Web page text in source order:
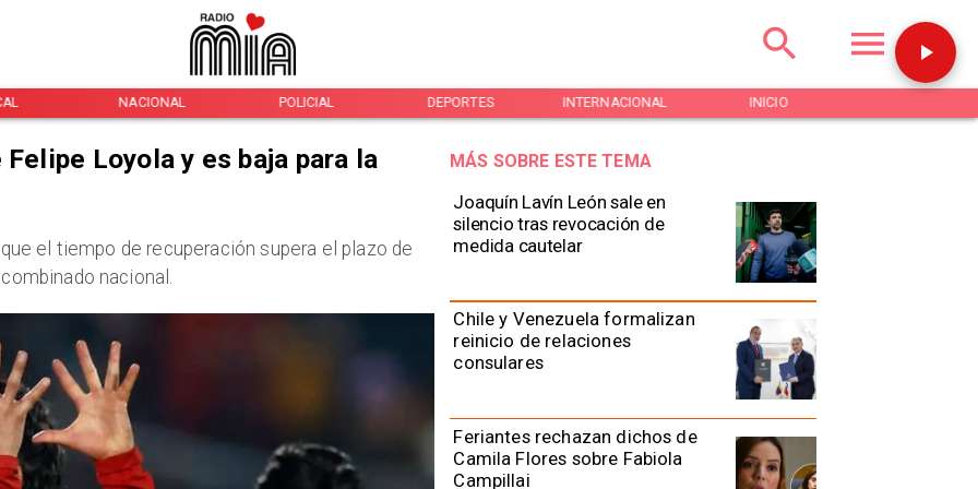
NACIONAL POLICIAL DEPORTES INTERNACIONAL INICIO
Joaquín Lavín León sale en
silencio tras revocación de
medida cautelar
Chile y Venezuela formalizan
reinicio de relaciones
consulares
Feriantes rechazan dichos de
Camila Flores sobre Fabiola
Campillai
MÁS SOBRE ESTE TEMA
Loyola y es baja para la
el tiempo de recuperación supera el plazo de
nacional.